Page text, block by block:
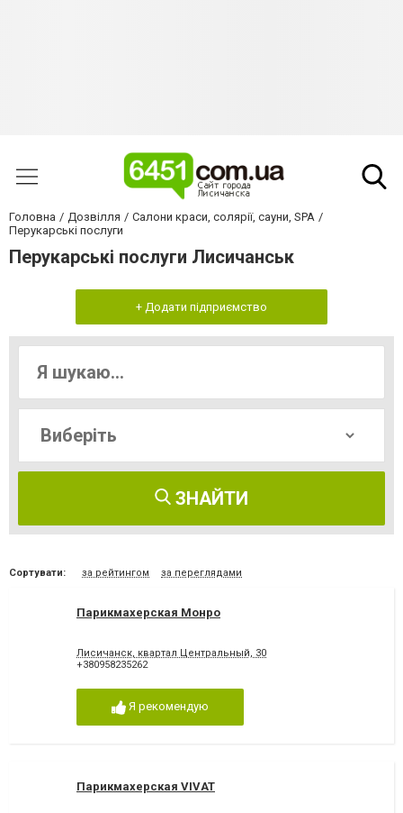
Головна Дозвілля
Салони краси, солярії, сауни, SPA
Перукарські послуги
Перукарські послуги Лисичанськ
+ Додати підприємство
ЗНАЙТИ
Сортувати: за рейтингом за переглядами
Парикмахерская Монро
Лисичанск, квартал Центральный, 30
+380958235262
Я рекомендую
Парикмахерская VIVAT